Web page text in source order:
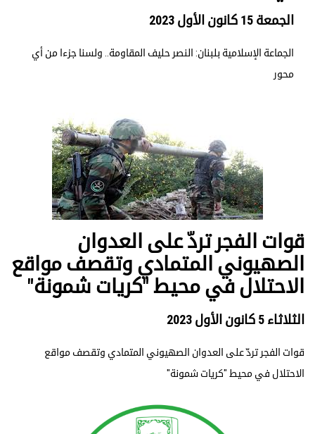
الجمعة 15 كانون الأول 2023
الجماعة الإسلامية بلبنان: النصر حليف المقاومة.. ولسنا جزءا من أي
محور
قوات الفجر تردّ على العدوان
الصهيوني المتمادي وتقصف مواقع
الاحتلال في محيط "كريات شمونة"
الثلاثاء 5 كانون الأول 2023
قوات الفجر تردّ على العدوان الصهيوني المتمادي وتقصف مواقع
الاحتلال في محيط "كريات شمونة"